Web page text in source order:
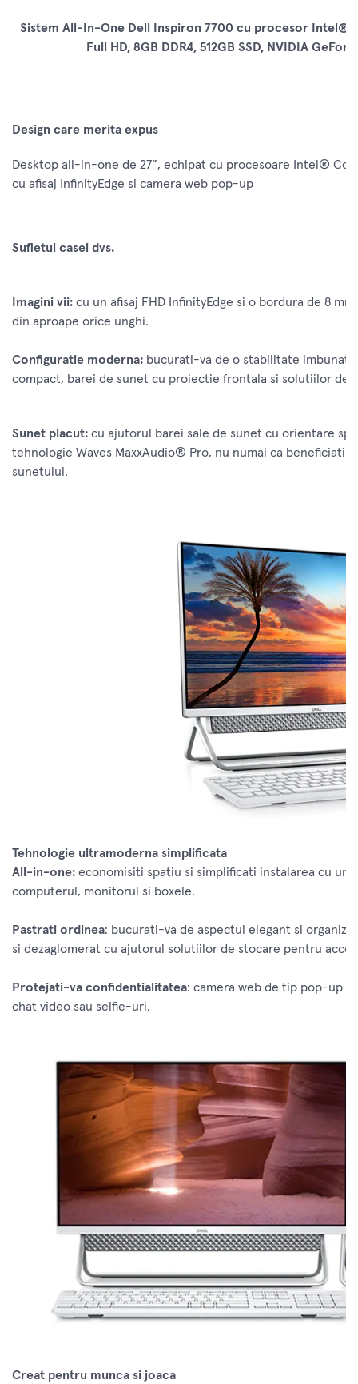
Sistem All-In-One Dell Inspiron 7700 cu procesor Intel®
Full HD, 8GB DDR4, 512GB SSD, NVIDIA
Design care merita expus
Desktop all-in-one de 27”, echipat cu procesoare Intel®
cu afisaj InfinityEdge si camera web pop-up
Sufletul casei dvs.
Imagini vii: cu un afisaj FHD InfinityEdge si o bordura de 8
din aproape orice unghi.
Configuratie moderna: bucurati-va de o stabilitate
compact, barei de sunet cu proiectie frontala si solutiilor de
Sunet placut: cu ajutorul barei sale de sunet cu orientare
tehnologie Waves MaxxAudio® Pro, nu numai ca beneficiati
sunetului.
Tehnologie ultramoderna simplificata
All-in-one: economisiti spatiu si simplificati instalarea cu un
computerul, monitorul si boxele.
Pastrati ordinea: bucurati-va de aspectul elegant si
si dezaglomerat cu ajutorul solutiilor de stocare pentru
Protejati-va confidentialitatea: camera web de tip pop-up
chat video sau selfie-uri.
Creat pentru munca si joaca